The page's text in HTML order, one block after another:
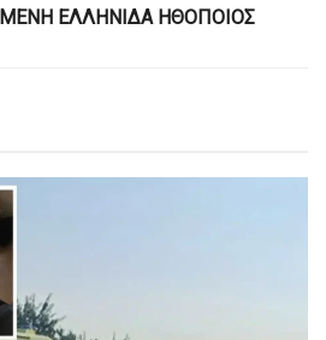
ΕΛΛΗΝΙΔΑ ΗΘΟΠΟΙΟΣ